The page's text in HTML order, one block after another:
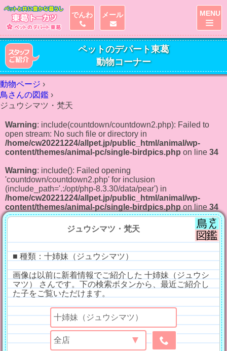
ペットのデパート東葛
動物コーナー
動物ページ ›
鳥さんの図鑑 ›
ジュウシマツ・梵天
Warning: include(countdown/countdown2.php): Failed to
open stream: No such file or directory in
/home/cw20221224/allpet.jp/public_html/animal/wp-
content/themes/animal-pc/single-birdpics.php on line 34
Warning: include(): Failed opening
'countdown/countdown2.php' for inclusion
(include_path='.:/opt/php-8.3.30/data/pear') in
/home/cw20221224/allpet.jp/public_html/animal/wp-
content/themes/animal-pc/single-birdpics.php on line 34
ジュウシマツ・梵天
■ 種類：十姉妹（ジュウシマツ）
画像は以前に新着情報でご紹介した 十姉妹（ジュウシ
マツ） さんです。下の検索ボタンから、最近ご紹介し
た子をご覧いただけます。
でんわ メール MENU